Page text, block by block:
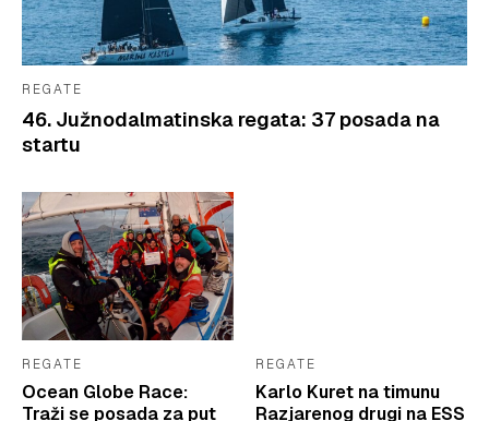
REGATE
46. Južnodalmatinska regata: 37 posada na
startu
REGATE
Ocean Globe Race:
Traži se posada za put
REGATE
Karlo Kuret na timunu
Razjarenog drugi na ESS